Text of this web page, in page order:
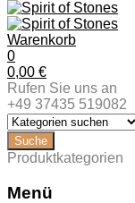
Warenkorb
0
0,00 €
Rufen Sie uns an
+49 37435 519082
Produktkategorien
Menü